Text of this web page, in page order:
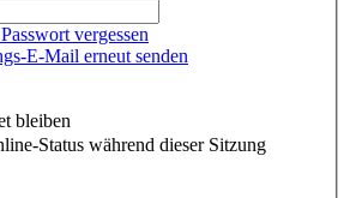
vergessen
E-Mail erneut senden
bleiben
Status während dieser Sitzung